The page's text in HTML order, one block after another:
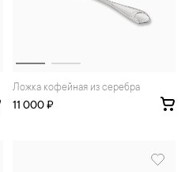
Ложка кофейная из серебра
11 000 ₽